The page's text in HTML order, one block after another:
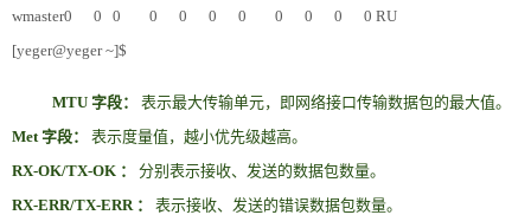
wmaster0 0 0 0 0 0 0 0 0 0 0 RU
[yeger@yeger ~]$
MTU 字段：
表示最大传输单元，即网络接口传输数据包的最大值。
Met 字段：
表示度量值，越小优先级越高。
RX-OK/TX-OK ：
分别表示接收、发送的数据包数量。
RX-ERR/TX-ERR ：
表示接收、发送的错误数据包数量。